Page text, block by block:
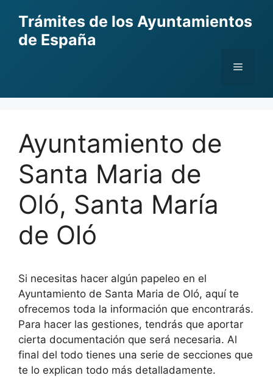
content
Trámites de los Ayuntamientos
de España
Menu
Ayuntamiento de
Santa Maria de
Oló, Santa María
de Oló
Si necesitas hacer algún papeleo en el
Ayuntamiento de Santa Maria de Oló, aquí te
ofrecemos toda la información que encontrarás.
Para hacer las gestiones, tendrás que aportar
cierta documentación que será necesaria. Al
final del todo tienes una serie de secciones que
te lo explican todo más detalladamente.